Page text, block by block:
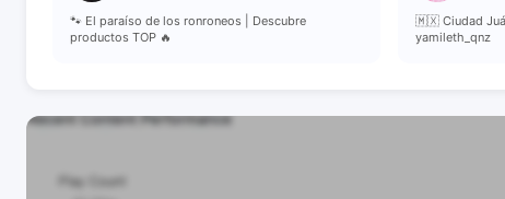
🐾 El paraíso de los ronroneos | Descubre
productos TOP 🔥
🇲🇽 Ciudad
yamileth_qnz